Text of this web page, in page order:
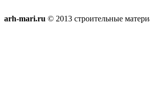
arh-mari.ru © 2013 строительные